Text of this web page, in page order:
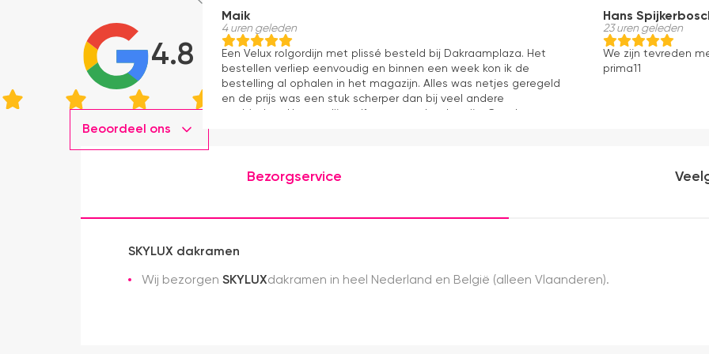
4.8
Beoordeel ons
Maik
4 uren geleden
Een Velux rolgordijn met plissé besteld bij Dakraamplaza. Het
bestellen verliep eenvoudig en binnen een week kon ik de
bestelling al ophalen in het magazijn. Alles was netjes geregeld
en de prijs was een stuk scherper dan bij veel andere
Hans
23 uren geleden
We zijn tevreden
prima11
Bezorgservice
SKYLUX dakramen
Wij bezorgen SKYLUXdakramen in heel Nederland en België (alleen Vlaanderen).